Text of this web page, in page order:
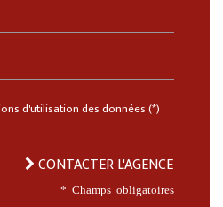
d'utilisation des données (*)
CONTACTER L'AGENCE
* Champs obligatoires